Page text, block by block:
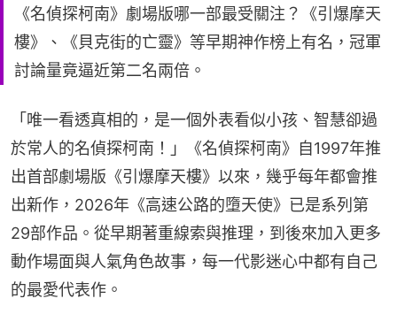
《名偵探柯南》劇場版哪一部最受關注？《引爆摩天
樓》、《貝克街的亡靈》等早期神作榜上有名，冠軍
討論量竟逼近第二名兩倍。
「唯一看透真相的，是一個外表看似小孩、智慧卻過
於常人的名偵探柯南！」《名偵探柯南》自1997年推
出首部劇場版《引爆摩天樓》以來，幾乎每年都會推
出新作，2026年《高速公路的墮天使》已是系列第
29部作品。從早期著重線索與推理，到後來加入更多
動作場面與人氣角色故事，每一代影迷心中都有自己
的最愛代表作。